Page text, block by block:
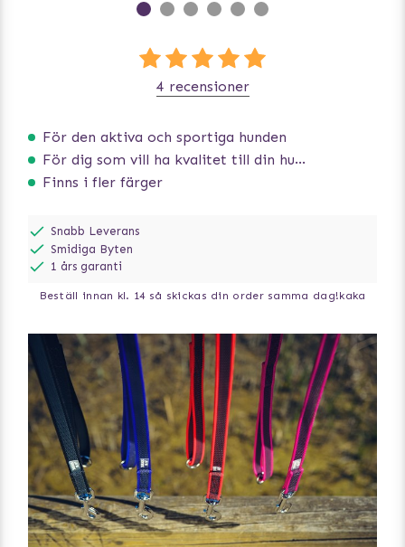
För den aktiva och sportiga hunden
För dig som vill ha kvalitet till din hund!
Finns i fler färger
4 recensioner
Snabb Leverans
Smidiga Byten
1 års garanti
Beställ innan kl. 14 så skickas din order samma dag!kaka